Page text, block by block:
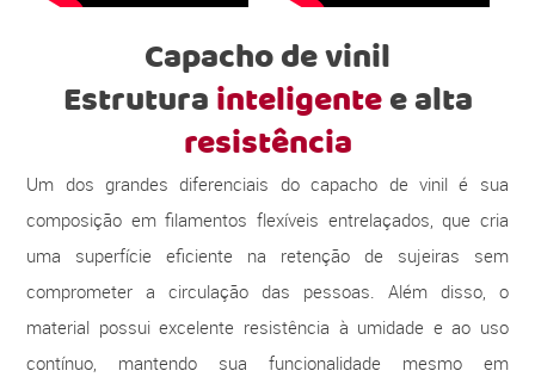
Capacho de vinil
Estruturainteligentee alta
resistência
Um dos grandes diferenciais do capacho de vinil é sua
composição em filamentos flexíveis entrelaçados, que cria
uma superfície eficiente na retenção de sujeiras sem
comprometer a circulação das pessoas. Além disso, o
material possui excelente resistência à umidade e ao uso
contínuo, mantendo sua funcionalidade mesmo em